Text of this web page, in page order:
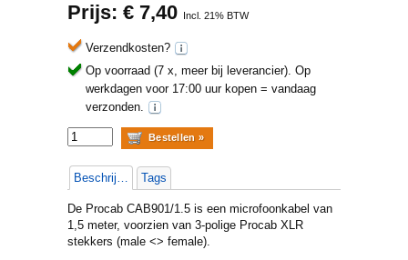
Prijs: € 7,40 Incl. 21% BTW
Verzendkosten?
Op voorraad (7 x, meer bij leverancier). Op
werkdagen voor 17:00 uur kopen = vandaag
verzonden.
Beschrijving Tags
De Procab CAB901/1.5 is een microfoonkabel van
1,5 meter, voorzien van 3-polige Procab XLR
stekkers (male <> female).